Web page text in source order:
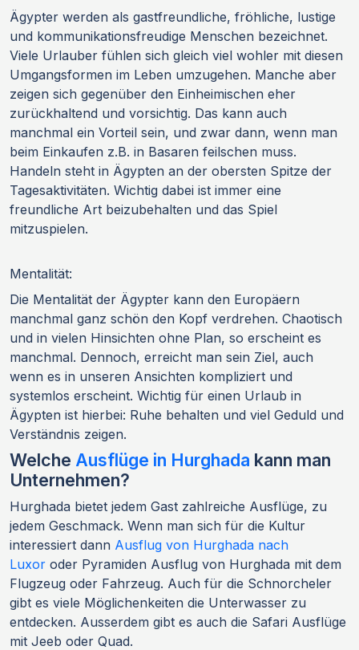
Ägypter werden als gastfreundliche, fröhliche, lustige
und kommunikationsfreudige Menschen bezeichnet.
Viele Urlauber fühlen sich gleich viel wohler mit diesen
Umgangsformen im Leben umzugehen. Manche aber
zeigen sich gegenüber den Einheimischen eher
zurückhaltend und vorsichtig. Das kann auch
manchmal ein Vorteil sein, und zwar dann, wenn man
beim Einkaufen z.B. in Basaren feilschen muss.
Handeln steht in Ägypten an der obersten Spitze der
Tagesaktivitäten. Wichtig dabei ist immer eine
freundliche Art beizubehalten und das Spiel
mitzuspielen.
Mentalität:
Die Mentalität der Ägypter kann den Europäern
manchmal ganz schön den Kopf verdrehen. Chaotisch
und in vielen Hinsichten ohne Plan, so erscheint es
manchmal. Dennoch, erreicht man sein Ziel, auch
wenn es in unseren Ansichten kompliziert und
systemlos erscheint. Wichtig für einen Urlaub in
Ägypten ist hierbei: Ruhe behalten und viel Geduld und
Verständnis zeigen.
Welche Ausflüge in Hurghada kann man
Unternehmen?
Hurghada bietet jedem Gast zahlreiche Ausflüge, zu
jedem Geschmack. Wenn man sich für die Kultur
interessiert dann Ausflug von Hurghada nach
Luxor oder Pyramiden Ausflug von Hurghada mit dem
Flugzeug oder Fahrzeug. Auch für die Schnorcheler
gibt es viele Möglichenkeiten die Unterwasser zu
entdecken. Ausserdem gibt es auch die Safari Ausflüge
mit Jeeb oder Quad.